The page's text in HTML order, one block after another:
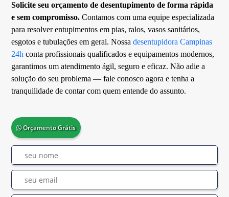
Solicite seu orçamento de desentupimento de forma rápida
e sem compromisso. Contamos com uma equipe especializada
para resolver entupimentos em pias, ralos, vasos sanitários,
esgotos e tubulações em geral. Nossadesentupidora Campinas
24h conta profissionais qualificados e equipamentos modernos,
garantimos um atendimento ágil, seguro e eficaz. Não adie a
solução do seu problema — fale conosco agora e tenha a
tranquilidade de contar com quem entende do assunto.
Orçamento Grátis